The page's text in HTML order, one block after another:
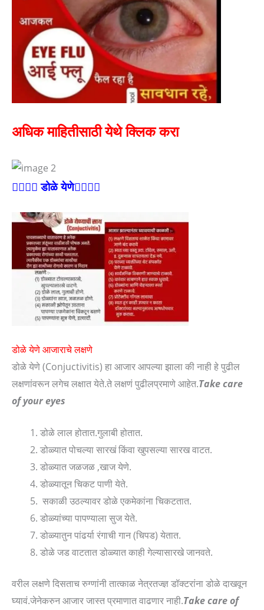
अधिक माहितीसाठी येथे क्लिक करा
👉🏻👉🏻 डोळे येणे👈🏻👈🏻
डोळे येणे आजाराचे लक्षणे
डोळे येणे (Conjuctivitis) हा आजार आपल्या झाला की नाही हे पुढील
लक्षणांवरून लगेच लक्षात येते.ते लक्षणं पुढीलप्रमाणे आहेत.Take care
of your eyes
डोळे लाल होतात.गुलाबी होतात.
डोळ्यात पोचल्या सारखं किंवा खुपसल्या‌ सारख वाटत.
डोळ्यात जळजळ ,खाज येणे.
डोळ्यातून चिकट पाणी येते.
सकाळी उठल्यावर डोळे एकमेकांना चिकटतात.
डोळ्यांच्या पापण्याला सुज येते.
डोळ्यातुन पांढर्या रंगाची गान (चिपड) येतात.
डोळे जड वाटतात डोळ्यात काही गेल्यासारखे जानवते.
वरील लक्षणे दिसताच रुग्णांनी तात्काळ नेत्रतज्ज्ञ डॉक्टरांना डोळे दाखवून
घ्यावं.जेनेकरुन आजार जास्त प्रमाणात वाढणार नाही.Take care of